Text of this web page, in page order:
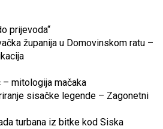
prijevoda“
županija u Domovinskom ratu –
– mitologija mačaka
sisačke legende – Zagonetni
turbana iz bitke kod Siska